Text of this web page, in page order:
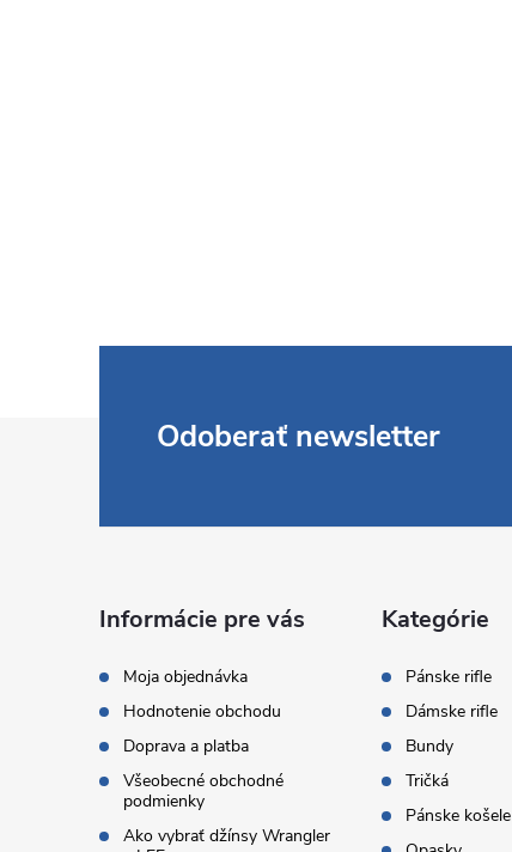
Odoberať newsletter
Informácie pre vás
Moja objednávka
Hodnotenie obchodu
Doprava a platba
Všeobecné obchodné
podmienky
Ako vybrať džínsy Wrangler
Kategórie
Pánske rifle
Dámske rifle
Bundy
Tričká
Pánske košele